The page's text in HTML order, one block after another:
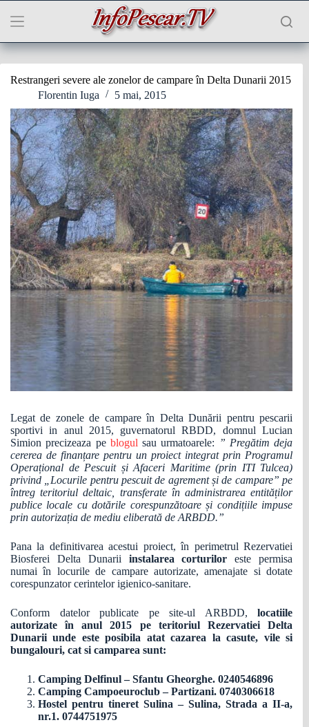
conținut
Restrangeri severe ale zonelor de campare în Delta Dunarii 2015
Florentin Iuga
5 mai, 2015
Legat de zonele de campare în Delta Dunării pentru pescarii
sportivi in anul 2015, guvernatorul RBDD, domnul Lucian
Simion precizeaza pe blogul sau urmatoarele: ” Pregătim deja
cererea de finanțare pentru un proiect integrat prin Programul
Operațional de Pescuit și Afaceri Maritime (prin ITI Tulcea)
privind „Locurile pentru pescuit de agrement și de campare” pe
întreg teritoriul deltaic, transferate în administrarea entităților
publice locale cu dotările corespunzătoare și condițiile impuse
prin autorizația de mediu eliberată de ARBDD.”
Pana la definitivarea acestui proiect, în perimetrul Rezervatiei
Biosferei Delta Dunarii instalarea corturilor este permisa
numai în locurile de campare autorizate, amenajate si dotate
corespunzator cerintelor igienico-sanitare.
Conform datelor publicate pe site-ul ARBDD,locatiile
autorizate în anul 2015 pe teritoriul Rezervatiei Delta
Dunarii unde este posibila atat cazarea la casute, vile si
bungalouri, cat si camparea sunt:
Camping Delfinul – Sfantu Gheorghe. 0240546896
Camping Campoeuroclub – Partizani. 0740306618
Hostel pentru tineret Sulina – Sulina, Strada a II-a,
nr.1. 0744751975